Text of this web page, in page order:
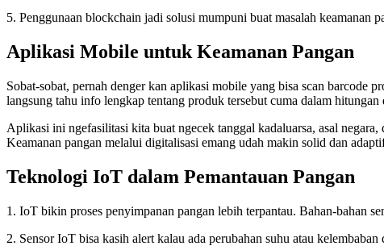
5. Penggunaan blockchain jadi solusi mumpuni buat masalah keamanan
Aplikasi Mobile untuk Keamanan Pangan
Sobat-sobat, pernah denger kan aplikasi mobile yang bisa scan barcode
langsung tahu info lengkap tentang produk tersebut cuma dalam
Aplikasi ini ngefasilitasi kita buat ngecek tanggal kadaluarsa, asal
Keamanan pangan melalui digitalisasi emang udah makin solid dan
Teknologi IoT dalam Pemantauan Pangan
1. IoT bikin proses penyimpanan pangan lebih terpantau. Bahan-bahan
2. Sensor IoT bisa kasih alert kalau ada perubahan suhu atau